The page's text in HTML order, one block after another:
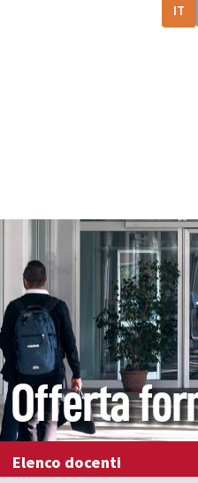
IT
Offerta
Elenco docenti